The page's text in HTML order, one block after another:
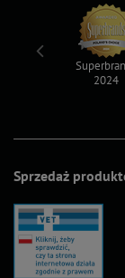
Sprzedaż
2024